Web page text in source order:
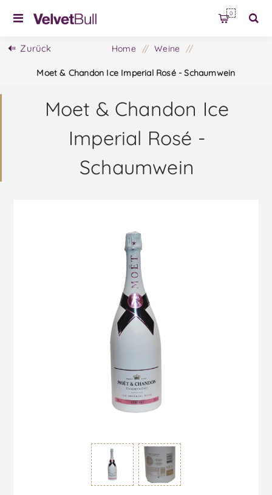
0
Zurück Home / Weine /
Moet & Chandon Ice Imperial Rosé - Schaumwein
Moet & Chandon Ice
Imperial Rosé -
Schaumwein